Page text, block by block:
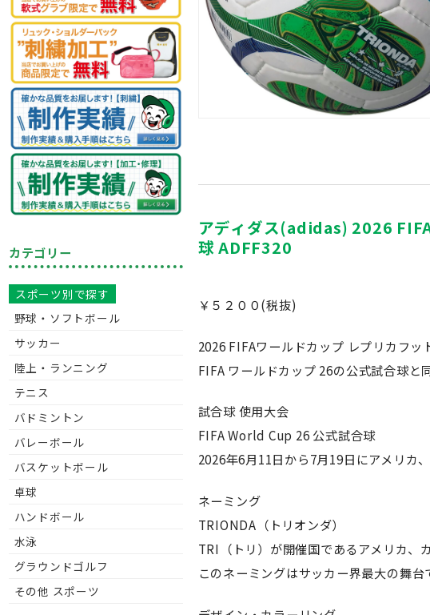
アディダス(adidas) 2026
球 ADFF320
￥５２００(税抜)
2026 FIFAワールドカップ レプリカフッ
FIFA ワールドカップ 26の公式試合球と
試合球 使用大会
FIFA World Cup 26 公式試合球
2026年6月11日から7月19日にアメリカ
ネーミング
TRIONDA（トリオンダ）
TRI（トリ）が開催国であるアメリカ、
このネーミングはサッカー界最大の舞
カテゴリー
スポーツ別で探す
野球・ソフトボール
サッカー
陸上・ランニング
テニス
バドミントン
バレーボール
バスケットボール
卓球
ハンドボール
水泳
グラウンドゴルフ
その他 スポーツ